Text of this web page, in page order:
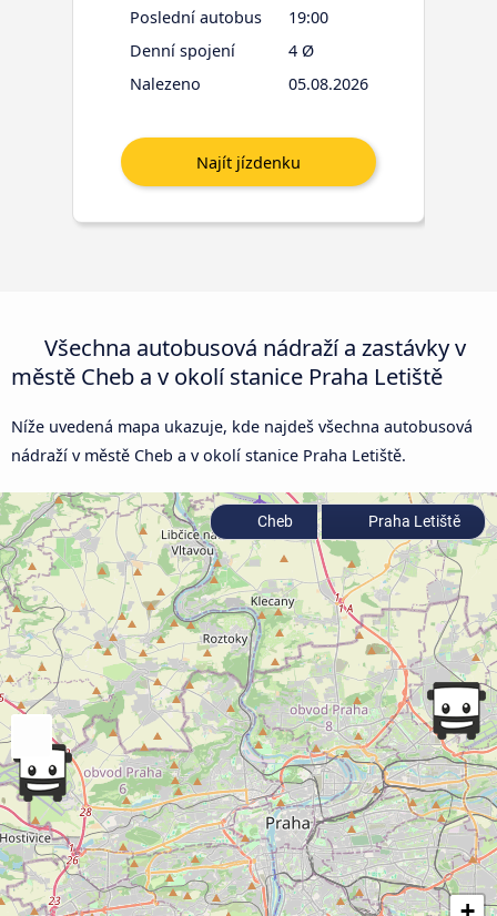
Poslední autobus
19:00
Denní spojení
4 Ø
Nalezeno
05.08.2026
Všechna autobusová nádraží a zastávky v
městě Cheb a v okolí stanice Praha Letiště
Níže uvedená mapa ukazuje, kde najdeš všechna autobusová
nádraží v městě Cheb a v okolí stanice Praha Letiště.
Cheb Praha Letiště